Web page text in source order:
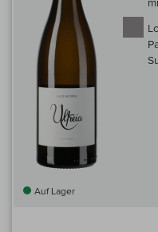
Auf Lager